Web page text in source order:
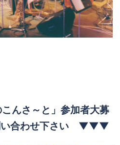
さ～と」参加者大募
い合わせ下さい ▼▼▼